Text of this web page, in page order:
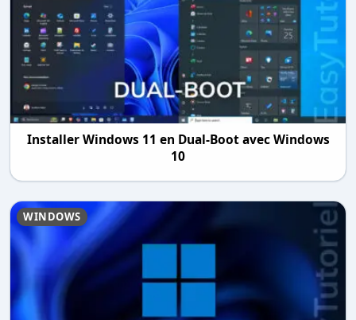
Installer Windows 11 en Dual-Boot avec Windows
10
WINDOWS